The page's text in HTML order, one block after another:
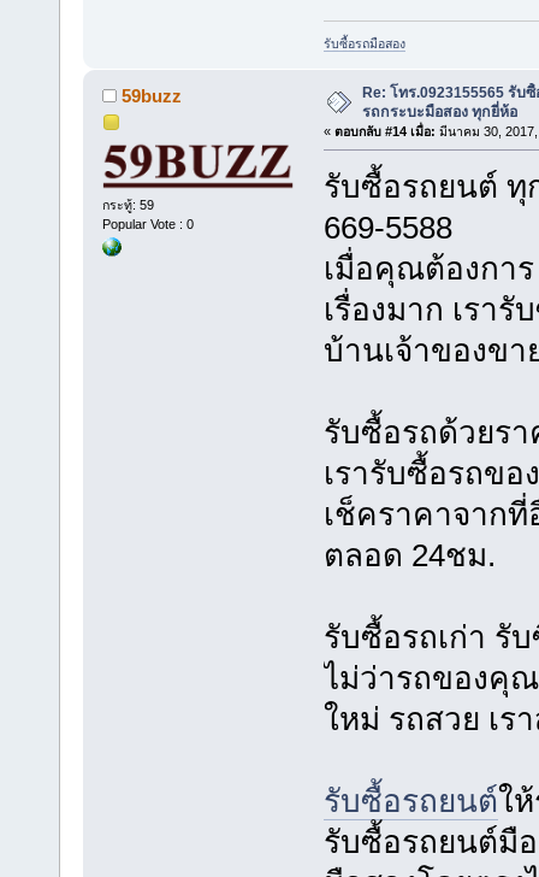
รับซื้อรถมือสอง
59buzz
กระทู้: 59
Popular Vote : 0
Re: โทร.0923155565 รับ
รถกระบะมือสอง ทุกยี่ห้อ
« ตอบกลับ #14 เมื่อ: มีนาคม 30,
รับซื้อรถยนต์ ทุ
669-5588
เมื่อคุณต้องการ
เรื่องมาก เรา
บ้านเจ้าของข
รับซื้อรถด้วยร
เรารับซื้อรถข
เช็คราคาจาก
ตลอด 24ชม.
รับซื้อรถเก่า รั
ไม่ว่ารถของคุณ
ใหม่ รถสวย เร
รับซื้อรถยนต์ใ
รับซื้อรถยนต์มื